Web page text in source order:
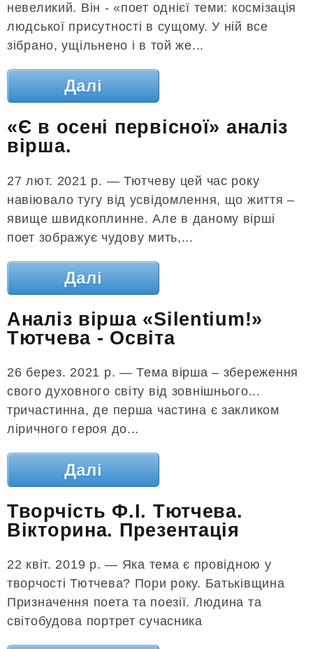
невеликий. Він - «поет однієї теми: космізація
людської присутності в сущому. У ній все
зібрано, ущільнено і в той же...
Далі
«Є в осені первісної» аналіз
вірша.
27 лют. 2021 р. — Тютчеву цей час року
навіювало тугу від усвідомлення, що життя –
явище швидкоплинне. Але в даному вірші
поет зображує чудову мить,...
Далі
Аналіз вірша «Silentium!»
Тютчева - Освіта
26 берез. 2021 р. — Тема вірша – збереження
свого духовного світу від зовнішнього...
тричастинна, де перша частина є закликом
ліричного героя до...
Далі
Творчість Ф.І. Тютчева.
Вікторина. Презентація
22 квіт. 2019 р. — Яка тема є провідною у
творчості Тютчева? Пори року. Батьківщина
Призначення поета та поезії. Людина та
світобудова портрет сучасника